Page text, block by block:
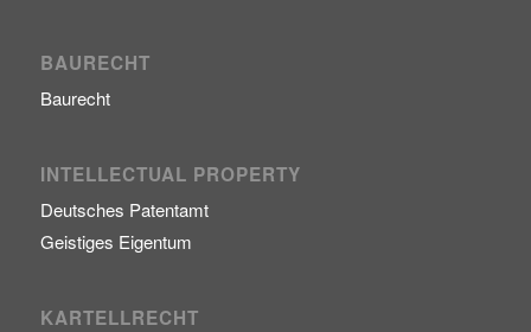
BAURECHT
Baurecht
INTELLECTUAL PROPERTY
Deutsches Patentamt
Geistiges Eigentum
KARTELLRECHT